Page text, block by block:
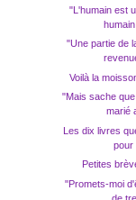
"L'humain est
humain
"Une partie de
Voilà la
"Mais sache
marié
Les dix livres
pour
Petites
"Promets-moi